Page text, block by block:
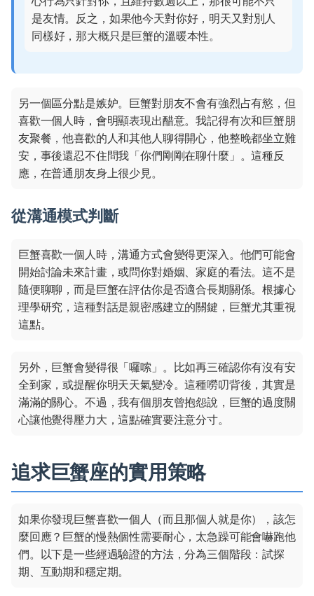
是友情。反之，如果他今天對你好，明天又對別人
同樣好，那大概只是巨蟹的溫暖本性。
另一個區分點是嫉妒。巨蟹對朋友不會有強烈占有慾，但
喜歡一個人時，會明顯表現出醋意。我記得有次和巨蟹朋
友聚餐，他喜歡的人和其他人聊得開心，他整晚都坐立難
安，事後還忍不住問我「你們剛剛在聊什麼」。這種反
應，在普通朋友身上很少見。
從溝通模式判斷
巨蟹喜歡一個人時，溝通方式會變得更深入。他們可能會
開始討論未來計畫，或問你對婚姻、家庭的看法。這不是
隨便聊聊，而是巨蟹在評估你是否適合長期關係。根據心
理學研究，這種對話是親密感建立的關鍵，巨蟹尤其重視
這點。
另外，巨蟹會變得很「囉嗦」。比如再三確認你有沒有安
全到家，或提醒你明天天氣變冷。這種嘮叨背後，其實是
滿滿的關心。不過，我有個朋友曾抱怨說，巨蟹的過度關
心讓他覺得壓力大，這點確實要注意分寸。
追求巨蟹座的實用策略
如果你發現巨蟹喜歡一個人（而且那個人就是你），該怎
麼回應？巨蟹的慢熱個性需要耐心，太急躁可能會嚇跑他
們。以下是一些經過驗證的方法，分為三個階段：試探
期、互動期和穩定期。